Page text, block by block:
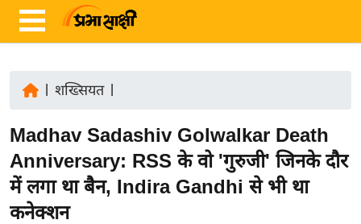
ज़ा
ख
ब
र
शख्सियत|
Madhav Sadashiv Golwalkar Death
Anniversary: RSS के वो 'गुरुजी' जिनके दौर
में लगा था बैन, Indira Gandhi से भी था
कनेक्शन